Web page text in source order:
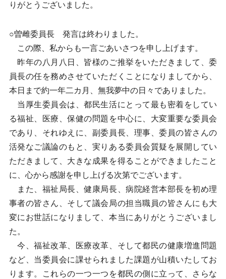
りがとうございました。
○曽雌委員長 発言は終わりました。
この際、私からも一言ごあいさつを申し上げます。
昨年の八月八日、皆様のご推挙をいただきまして、委
員長の任を務めさせていただくことになりましてから、
本日まで約一年二カ月、無我夢中の日々でありました。
当厚生委員会は、都民生活にとって最も密着をしてい
る福祉、医療、保健の問題を中心に、大変重要な委員会
であり、それゆえに、副委員長、理事、委員の皆さんの
活発なご議論のもと、実りある委員会質疑を展開してい
ただきまして、大きな成果を得ることができましたこと
に、心から感謝を申し上げる次第でございます。
また、福祉局長、健康局長、病院経営本部長を初め理
事者の皆さん、そして議会局の担当職員の皆さんにも大
変にお世話になりまして、本当にありがとうございまし
た。
今、福祉改革、医療改革、そして都民の健康増進問題
など、当委員会に課せられました課題が山積いたしてお
ります。これらの一つ一つを都民の側に立って、さらな